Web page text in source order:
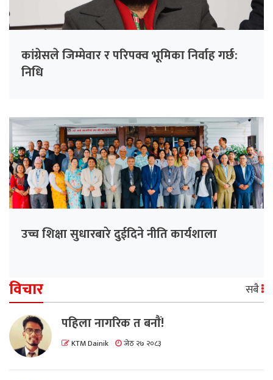
कांग्रेसले जिम्मेवार र परिपक्व भूमिका निर्वाह गर्छ:
निधि
उच्च शिक्षा सुधारबारे दुईदिने नीति कार्यशाला
विचार सबै
पहिला नागरिक त बनाैं!
KTM Dainik जेठ २७ २०८३